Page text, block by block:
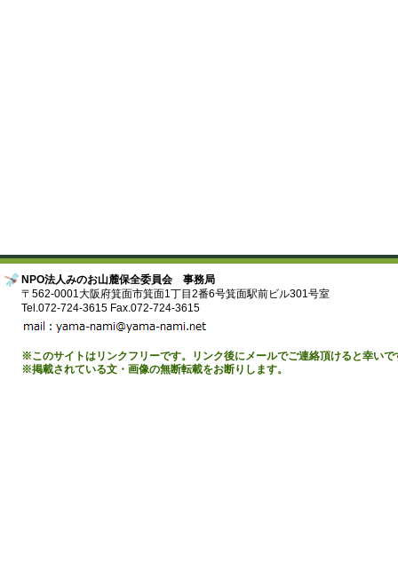
NPO法人みのお山麓保全委員会 事務局
〒562-0001大阪府箕面市箕面1丁目2番6号箕面駅前ビル301号室
Tel.072-724-3615 Fax.072-724-3615
※このサイトはリンクフリーです。リンク後にメールでご連絡頂けると幸いで
※掲載されている文・画像の無断転載をお断りします。